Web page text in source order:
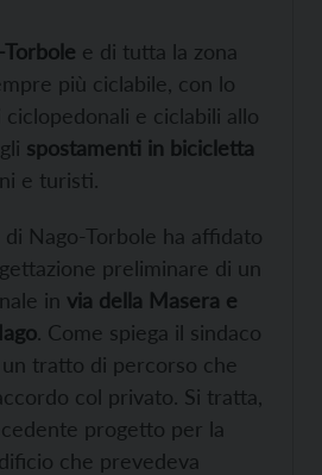
Torbole e di tutta la zona
più ciclabile, con lo
e ciclabili allo
spostamenti in bicicletta
e turisti.
Nago-Torbole ha affidato
preliminare di un
in via della Masera e
. Come spiega il sindaco
un tratto di percorso che
col privato. Si tratta,
progetto per la
che prevedeva